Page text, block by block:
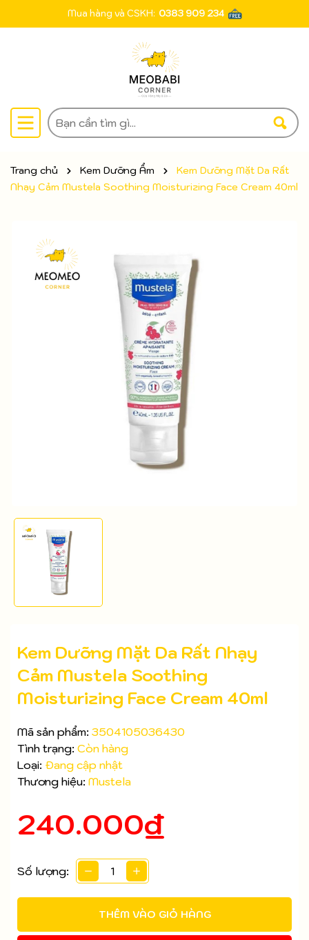
Mua hàng và CSKH: 0383 909 234
Trang chủ Kem Dưỡng Ẩm
Kem Dưỡng Mặt Da Rất
Nhạy Cảm Mustela Soothing Moisturizing Face Cream 40ml
Kem Dưỡng Mặt Da Rất Nhạy
Cảm Mustela Soothing
Moisturizing Face Cream 40ml
Mã sản phẩm: 3504105036430
Tình trạng: Còn hàng
Loại: Đang cập nhật
Thương hiệu: Mustela
240.000₫
Số lượng:
THÊM VÀO GIỎ HÀNG
Ngày hết hạn: